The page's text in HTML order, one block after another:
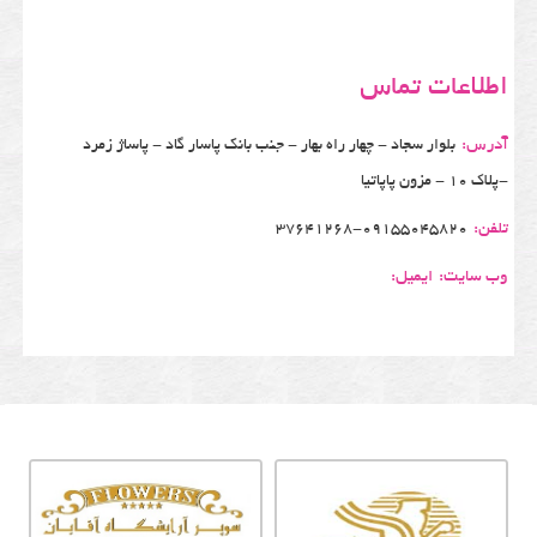
اطلاعات تماس
آدرس: بلوار سجاد - چهار راه بهار - جنب بانک پاسار گاد - پاساژ زمرد
-پلاک 10 - مزون پاپاتیا
تلفن: 37641268-09155045820
وب سایت: ایمیل: